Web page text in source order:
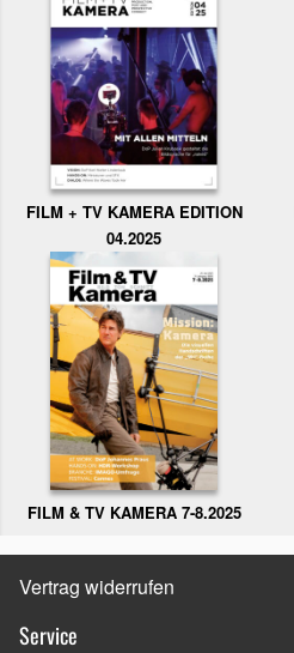
FILM + TV KAMERA EDITION
04.2025
FILM & TV KAMERA 7-8.2025
Vertrag widerrufen
Service